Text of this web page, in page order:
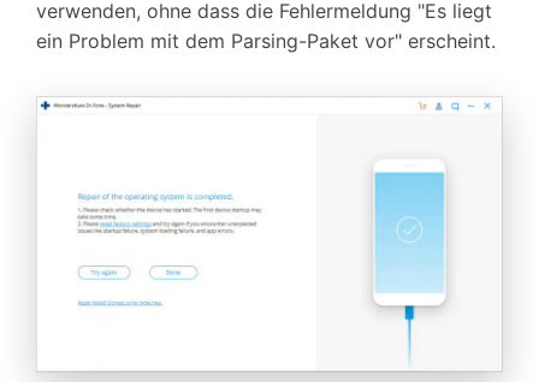
verwenden, ohne dass die Fehlermeldung "Es liegt
ein Problem mit dem Parsing-Paket vor" erscheint.